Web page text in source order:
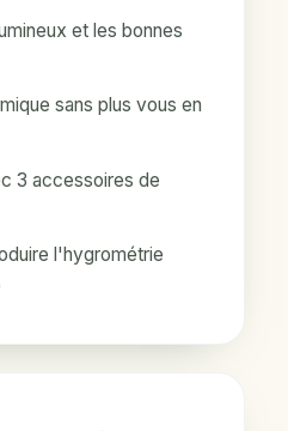
et les bonnes
sans plus vous en
3 accessoires de
l'hygrométrie